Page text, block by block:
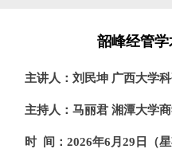
韶峰经管
主讲人：刘民坤 广西大学
主持人：马丽君 湘潭大学
时 间：2026年6月29日（